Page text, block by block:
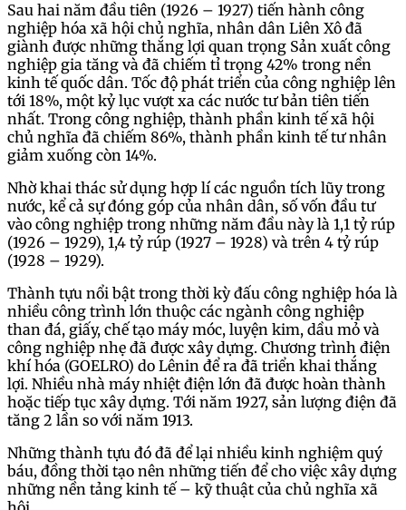
Sau hai năm đầu tiên (1926 – 1927) tiến hành công
nghiệp hóa xã hội chủ nghĩa, nhân dân Liên Xô đã
giành được những thắng lợi quan trọng Sản xuất công
nghiệp gia tăng và đã chiếm tỉ trọng 42% trong nền
kinh tế quốc dân. Tốc độ phát triển của công nghiệp lên
tới 18%, một kỷ lục vượt xa các nước tư bản tiên tiến
nhất. Trong công nghiệp, thành phần kinh tế xã hội
chủ nghĩa đã chiếm 86%, thành phần kinh tế tư nhân
giảm xuống còn 14%.
Nhờ khai thác sử dụng hợp lí các nguồn tích lũy trong
nước, kể cả sự đóng góp của nhân dân, số vốn đầu tư
vào công nghiệp trong những năm đầu này là 1,1 tỷ rúp
(1926 – 1929), 1,4 tỷ rúp (1927 – 1928) và trên 4 tỷ rúp
(1928 – 1929).
Thành tựu nổi bật trong thời kỳ đấu công nghiệp hóa là
nhiều công trình lớn thuộc các ngành công nghiệp
than đá, giấy, chế tạo máy móc, luyện kim, dầu mỏ và
công nghiệp nhẹ đã được xây dựng. Chương trình điện
khí hóa (GOELRO) do Lênin để ra đã triển khai thắng
lợi. Nhiều nhà máy nhiệt điện lớn đã được hoàn thành
hoặc tiếp tục xây dựng. Tới năm 1927, sản lượng điện đã
tăng 2 lần so với năm 1913.
Những thành tựu đó đã để lại nhiều kinh nghiệm quý
báu, đồng thời tạo nên những tiến để cho việc xây dựng
những nền tảng kinh tế – kỹ thuật của chủ nghĩa xã